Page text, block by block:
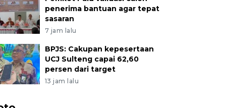
penerima bantuan agar tepat
sasaran
7 jam lalu
BPJS: Cakupan kepesertaan
UCJ Sulteng capai 62,60
persen dari target
13 jam lalu